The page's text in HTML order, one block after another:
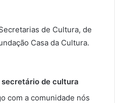
de Cultura, de
Casa da Cultura.
de cultura
com a comunidade nós